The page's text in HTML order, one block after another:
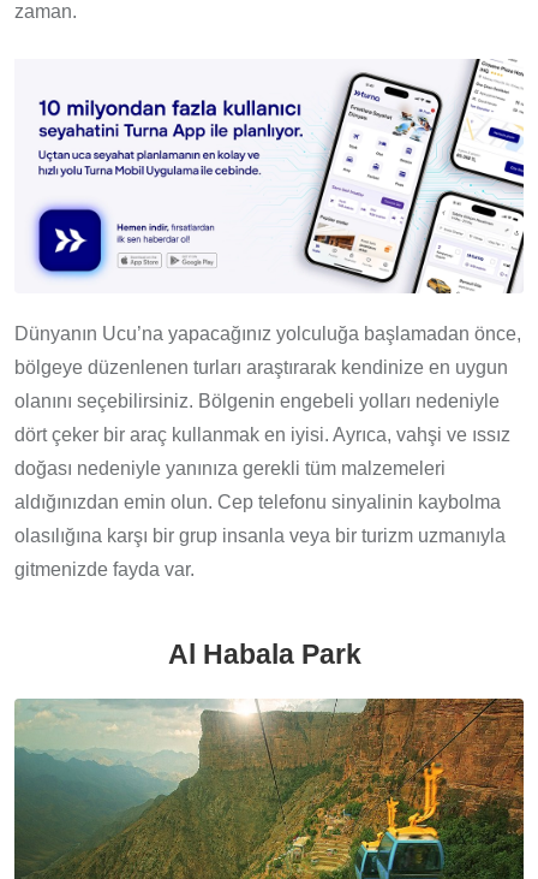
zaman.
Dünyanın Ucu’na yapacağınız yolculuğa başlamadan önce,
bölgeye düzenlenen turları araştırarak kendinize en uygun
olanını seçebilirsiniz. Bölgenin engebeli yolları nedeniyle
dört çeker bir araç kullanmak en iyisi. Ayrıca, vahşi ve ıssız
doğası nedeniyle yanınıza gerekli tüm malzemeleri
aldığınızdan emin olun. Cep telefonu sinyalinin kaybolma
olasılığına karşı bir grup insanla veya bir turizm uzmanıyla
gitmenizde fayda var.
Al Habala Park